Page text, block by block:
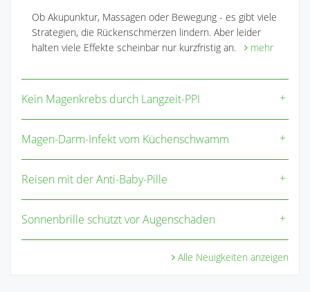
Ob Akupunktur, Massagen oder Bewegung - es gibt viele
Strategien, die Rückenschmerzen lindern. Aber leider
halten viele Effekte scheinbar nur kurzfristig an.
mehr
Kein Magenkrebs durch Langzeit-PPI
Magen-Darm-Infekt vom Küchenschwamm
Reisen mit der Anti-Baby-Pille
Sonnenbrille schützt vor Augenschäden
Alle Neuigkeiten anzeigen